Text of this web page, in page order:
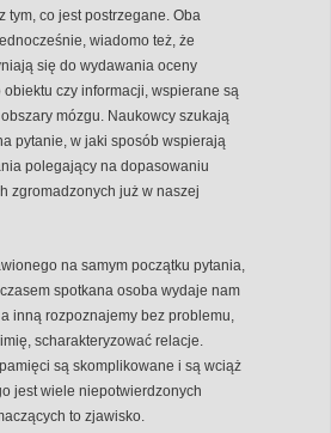
tym, co jest postrzegane. Oba
wiadomo też, że
się do wydawania oceny
czy informacji, wspierane są
mózgu. Naukowcy szukają
pytanie, w jaki sposób wspierają
polegający na dopasowaniu
zgromadzonych już w naszej
na samym początku pytania,
spotkana osoba wydaje nam
inną rozpoznajemy bez problemu,
scharakteryzować relacje.
są skomplikowane i są wciąż
jest wiele niepotwierdzonych
to zjawisko.